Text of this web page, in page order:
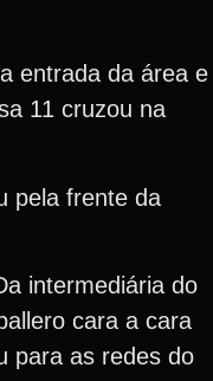
entrada da área e
11 cruzou na
pela frente da
intermediária do
cara a cara
para as redes do